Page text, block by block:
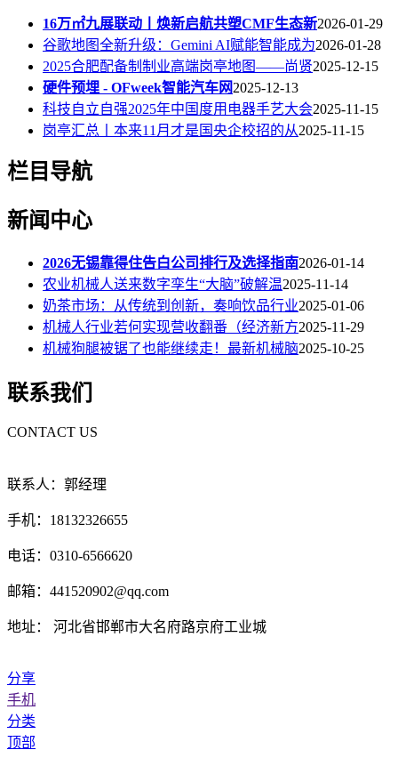
16万㎡九展联动丨焕新启航共塑CMF生态新2026-01-29
谷歌地图全新升级：Gemini AI赋能智能成为2026-01-28
2025合肥配备制制业高端岗亭地图——尚贤2025-12-15
硬件预埋 - OFweek智能汽车网2025-12-13
科技自立自强2025年中国度用电器手艺大会2025-11-15
岗亭汇总丨本来11月才是国央企校招的从2025-11-15
栏目导航
新闻中心
2026无锡靠得住告白公司排行及选择指南2026-01-14
农业机械人送来数字孪生“大脑”破解温2025-11-14
奶茶市场：从传统到创新，奏响饮品行业2025-01-06
机械人行业若何实现营收翻番（经济新方2025-11-29
机械狗腿被锯了也能继续走！最新机械脑2025-10-25
联系我们
CONTACT US
联系人：郭经理
手机：18132326655
电话：0310-6566620
邮箱：441520902@qq.com
地址： 河北省邯郸市大名府路京府工业城
分享
手机
分类
顶部